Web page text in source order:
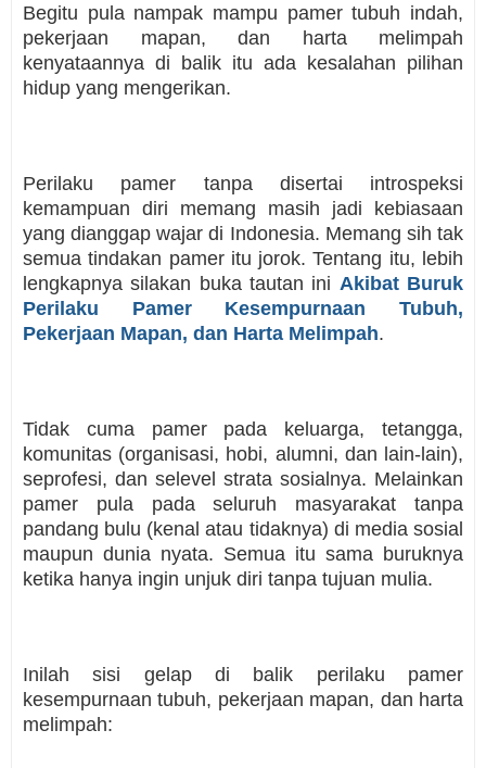
Begitu pula nampak mampu pamer tubuh indah,
pekerjaan mapan, dan harta melimpah
kenyataannya di balik itu ada kesalahan pilihan
hidup yang mengerikan.
Perilaku pamer tanpa disertai introspeksi
kemampuan diri memang masih jadi kebiasaan
yang dianggap wajar di Indonesia. Memang sih tak
semua tindakan pamer itu jorok. Tentang itu, lebih
lengkapnya silakan buka tautan ini Akibat Buruk
Perilaku Pamer Kesempurnaan Tubuh,
Pekerjaan Mapan, dan Harta Melimpah.
Tidak cuma pamer pada keluarga, tetangga,
komunitas (organisasi, hobi, alumni, dan lain-lain),
seprofesi, dan selevel strata sosialnya. Melainkan
pamer pula pada seluruh masyarakat tanpa
pandang bulu (kenal atau tidaknya) di media sosial
maupun dunia nyata. Semua itu sama buruknya
ketika hanya ingin unjuk diri tanpa tujuan mulia.
Inilah sisi gelap di balik perilaku pamer
kesempurnaan tubuh, pekerjaan mapan, dan harta
melimpah: